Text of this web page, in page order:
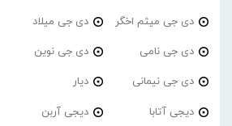
دی جی میثم اخگر دی جی میلاد
دی جی نامی دی جی نوین
دی جی نیمانی دیار
دیجی آتابا دیجی آربن